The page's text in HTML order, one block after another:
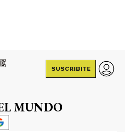
SUSCRIBITE
MUNDO